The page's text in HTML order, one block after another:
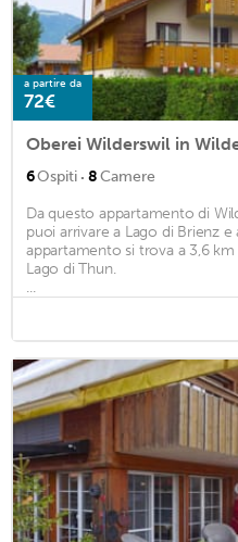
a partire da
72€
Oberei Wilderswil in
6Ospiti · 8Camere
Da questo appartamento di
puoi arrivare a Lago di Brienz
appartamento si trova a 3,6
Lago di Thun.
...